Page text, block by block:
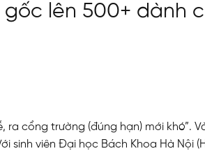
lên 500+ dành
ra cổng trường (đúng hạn) mới khó”.
sinh viên Đại học Bách Khoa Hà Nội